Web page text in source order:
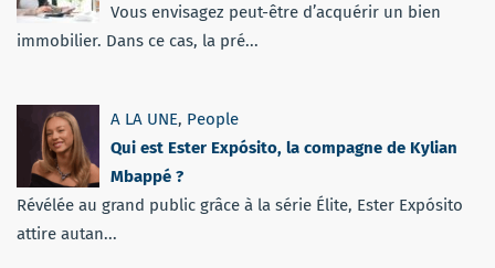
Vous envisagez peut-être d’acquérir un bien
immobilier. Dans ce cas, la pré...
A LA UNE, People
Qui est Ester Expósito, la compagne de Kylian
Mbappé ?
Révélée au grand public grâce à la série Élite, Ester Expósito
attire autan...